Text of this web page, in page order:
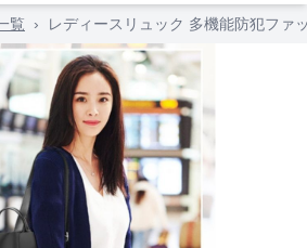
覧 › レディースリュック 多機能防犯ファ